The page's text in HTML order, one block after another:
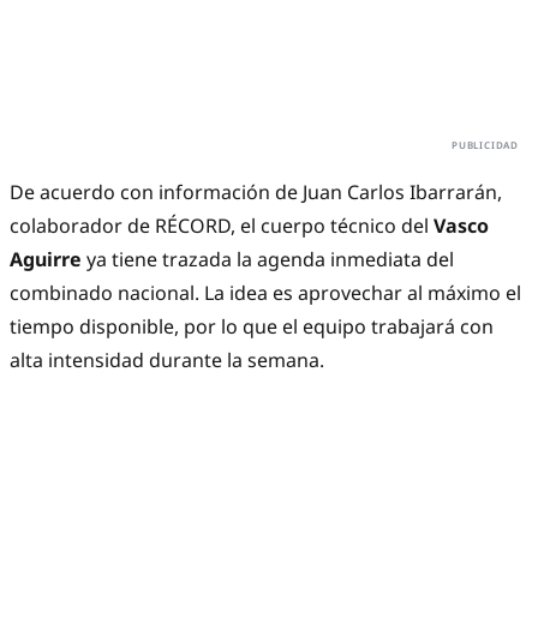
De acuerdo con información de Juan Carlos Ibarrarán,
colaborador de RÉCORD, el cuerpo técnico del Vasco
Aguirre ya tiene trazada la agenda inmediata del
combinado nacional. La idea es aprovechar al máximo el
tiempo disponible, por lo que el equipo trabajará con
alta intensidad durante la semana.